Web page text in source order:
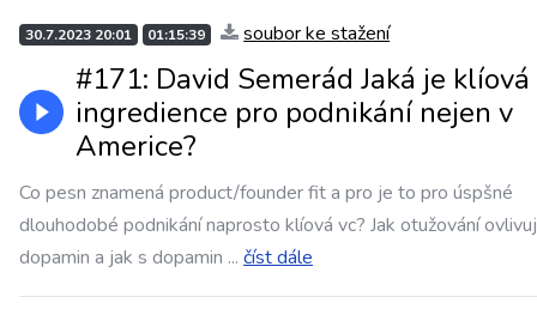
30.7.2023 20:01 01:15:39 soubor ke stažení
#171: David Semerád Jaká je klíová
ingredience pro podnikání nejen v
Americe?
Co pesn znamená product/founder fit a pro je to pro úspšné
dlouhodobé podnikání naprosto klíová vc? Jak otužování
dopamin a jak s dopamin ... číst dále